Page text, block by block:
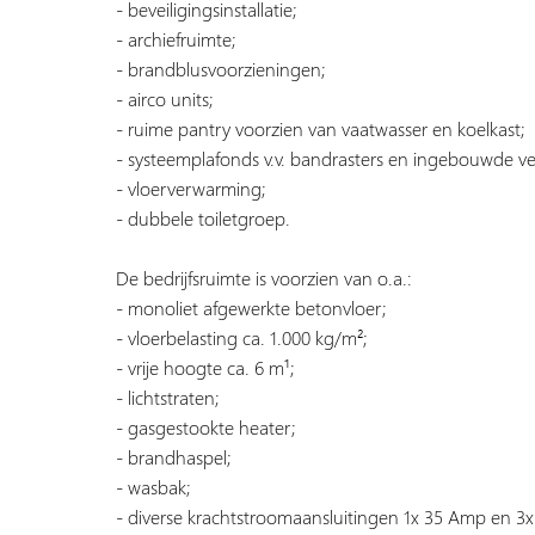
- beveiligingsinstallatie;
- archiefruimte;
- brandblusvoorzieningen;
- airco units;
- ruime pantry voorzien van vaatwasser en koelkast;
- systeemplafonds v.v. bandrasters en ingebouwde
- vloerverwarming;
- dubbele toiletgroep.
De bedrijfsruimte is voorzien van o.a.:
- monoliet afgewerkte betonvloer;
- vloerbelasting ca. 1.000 kg/m²;
- vrije hoogte ca. 6 m¹;
- lichtstraten;
- gasgestookte heater;
- brandhaspel;
- wasbak;
- diverse krachtstroomaansluitingen 1x 35 Amp en